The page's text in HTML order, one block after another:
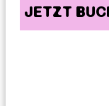
JETZT